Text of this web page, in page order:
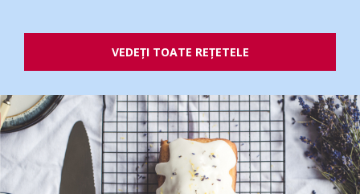
VEDEȚI TOATE REȚETELE